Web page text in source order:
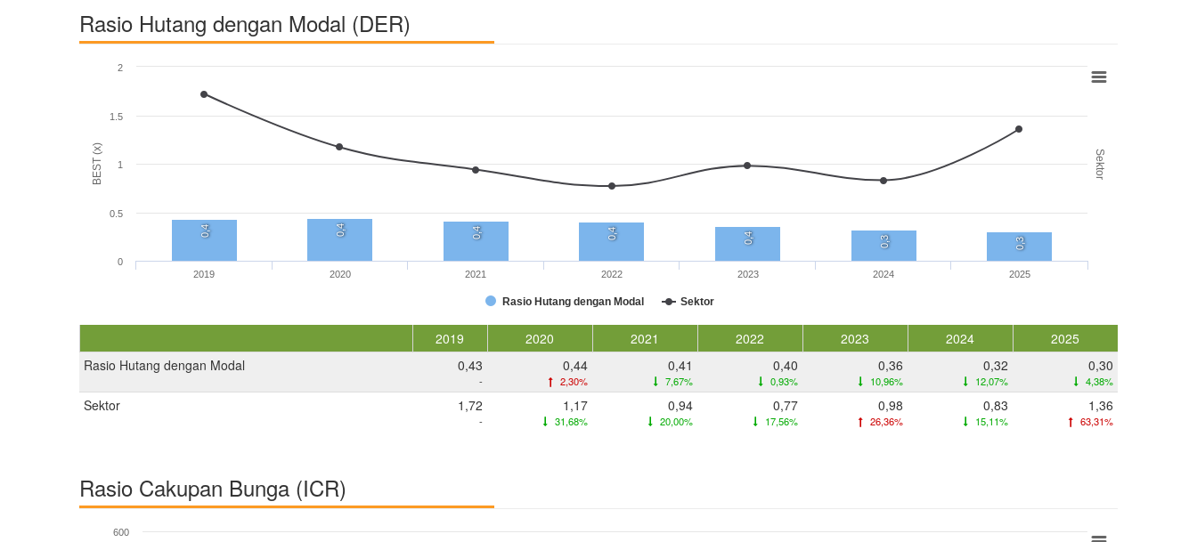
Rasio Hutang dengan Modal (DER)
BEST (x) Sektor
0,4 0,4 0,4 0,4 0,4 0,3 0,3
Rasio Hutang dengan Modal Sektor
2019 2020 2021 2022 2023 2024 2025
0
0.5
1
1.5
2
2019 2020 2021 2022 2023 2024
2025
Rasio Hutang dengan Modal
0,43
-
0,44
2,30%
0,41
7,67%
0,40
0,93%
0,36
10,96%
0,32
12,07%
0,30
4,38%
Sektor 1,72
-
1,17
31,68%
0,94
20,00%
0,77
17,56%
0,98
26,36%
0,83
15,11%
1,36
63,31%
Rasio Cakupan Bunga (ICR)
600